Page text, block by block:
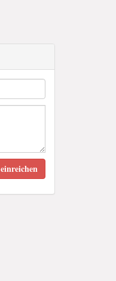
einreichen